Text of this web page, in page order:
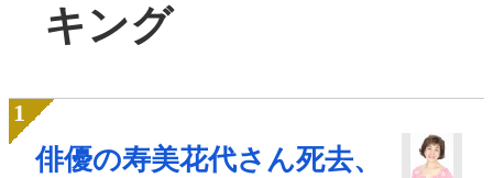
キング
俳優の寿美花代さん死去、